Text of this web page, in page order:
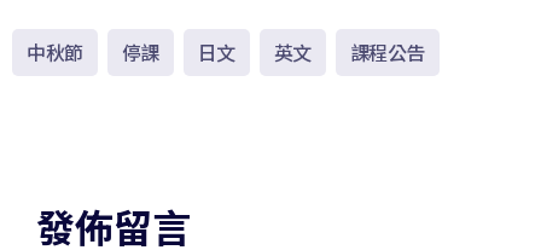
中秋節 停課 日文 英文 課程公告
發佈留言